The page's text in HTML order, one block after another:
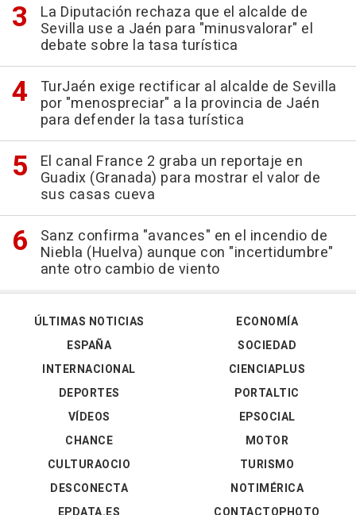
La Diputación rechaza que el alcalde de
Sevilla use a Jaén para "minusvalorar" el
debate sobre la tasa turística
TurJaén exige rectificar al alcalde de Sevilla
por "menospreciar" a la provincia de Jaén
para defender la tasa turística
El canal France 2 graba un reportaje en
Guadix (Granada) para mostrar el valor de
sus casas cueva
Sanz confirma "avances" en el incendio de
Niebla (Huelva) aunque con "incertidumbre"
ante otro cambio de viento
ÚLTIMAS NOTICIAS
ESPAÑA
INTERNACIONAL
DEPORTES
VÍDEOS
ECONOMÍA
SOCIEDAD
CIENCIAPLUS
PORTALTIC
EPSOCIAL
CHANCE
CULTURAOCIO
DESCONECTA
MOTOR
TURISMO
NOTIMÉRICA